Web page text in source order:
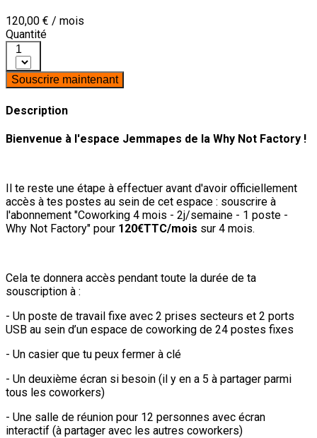
120,00 € / mois
Quantité
1
Souscrire maintenant
Description
Bienvenue à l'espace Jemmapes de la Why Not Factory !
Il te reste une étape à effectuer avant d'avoir officiellement
accès à tes postes au sein de cet espace : souscrire à
l'abonnement "Coworking 4 mois - 2j/semaine - 1 poste -
Why Not Factory" pour 120€TTC/mois sur 4 mois.
Cela te donnera accès pendant toute la durée de ta
souscription à :
- Un poste de travail fixe avec 2 prises secteurs et 2 ports
USB au sein d’un espace de coworking de 24 postes fixes
- Un casier que tu peux fermer à clé
- Un deuxième écran si besoin (il y en a 5 à partager parmi
tous les coworkers)
- Une salle de réunion pour 12 personnes avec écran
interactif (à partager avec les autres coworkers)